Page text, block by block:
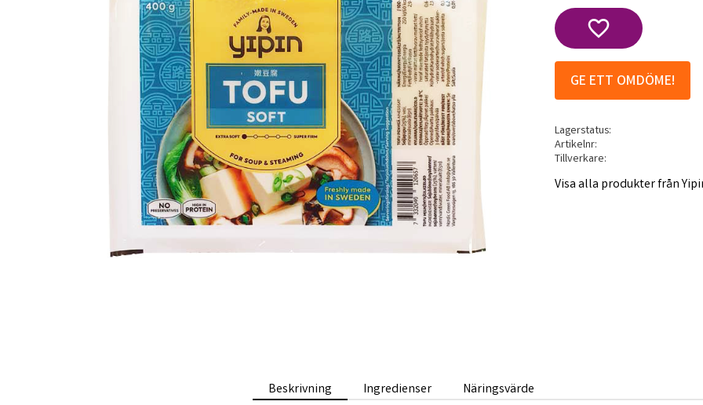
Lägg till i favoriter
Lagerstatus
Artikelnr
Tillverkare
Visa alla produkter från
GE ETT OMDÖME!
Beskrivning Ingredienser Näringsvärde